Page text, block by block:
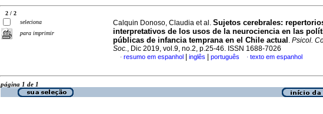
2 / 2
seleciona
para imprimir
Calquin Donoso, Claudia et al. Sujetos cerebrales:
interpretativos de los usos de la neurociencia en las
públicas de infancia temprana en el Chile actual . Psicol.
Soc., Dic 2019, vol.9, no.2, p.25-46. ISSN 1688-7026
· resumo em espanhol inglês português · texto em espanhol
página 1 de 1